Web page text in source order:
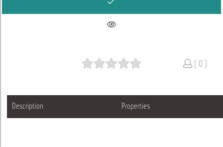
( 0 )
Description Properties